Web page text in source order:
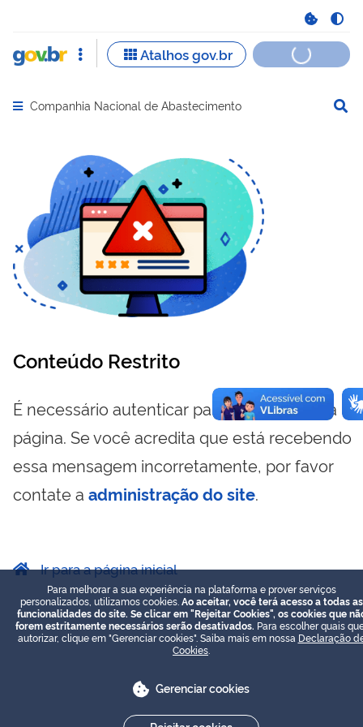
Abrir menu principal de navegação
Companhia Nacional de Abastecimento
Conteúdo Restrito
É necessário autenticar para visualizar essa
página. Se você acredita que está recebendo
essa mensagem incorretamente, por favor
contate a administração do site.
Ir para a página inicial
Para melhorar a sua experiência na plataforma e prover serviços
personalizados, utilizamos cookies. Ao aceitar, você terá acesso a todas as
funcionalidades do site. Se clicar em "Rejeitar Cookies", os cookies que
forem estritamente necessários serão desativados. Para escolher quais
autorizar, clique em "Gerenciar cookies". Saiba mais em nossa Declaração
Cookies
Gerenciar cookies